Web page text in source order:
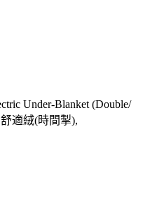
Under-Blanket (Double/
舒適絨(時間掣),